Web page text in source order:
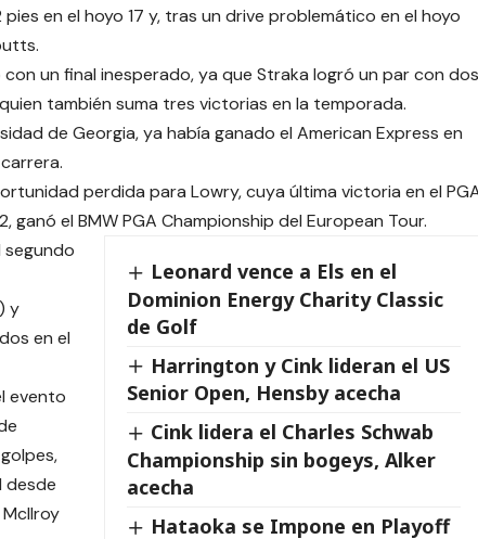
en el hoyo 17 y, tras un drive problemático en el hoyo
un final inesperado, ya que Straka logró un par con dos
también suma tres victorias en la temporada.
de Georgia, ya había ganado el American Express en
perdida para Lowry, cuya última victoria en el
ganó el BMW PGA Championship del European Tour.
Leonard vence a Els en el
Dominion Energy Charity Classic
de Golf
Harrington y Cink lideran el US
Senior Open, Hensby acecha
Cink lidera el Charles Schwab
Championship sin bogeys, Alker
acecha
Hataoka se Impone en Playoff
segundo
y
en el
evento
desde